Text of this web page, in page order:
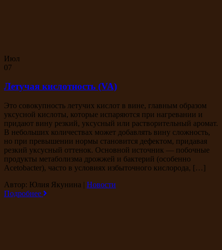
Июл
07
Летучая кислотность (VA)
Это совокупность летучих кислот в вине, главным образом
уксусной кислоты, которые испаряются при нагревании и
придают вину резкий, уксусный или растворительный аромат.
В небольших количествах может добавлять вину сложность,
но при превышении нормы становится дефектом, придавая
резкий уксусный оттенок. Основной источник — побочные
продукты метаболизма дрожжей и бактерий (особенно
Acetobacter), часто в условиях избыточного кислорода, […]
Автор: Юлия Якунина | Новости
Подробнее